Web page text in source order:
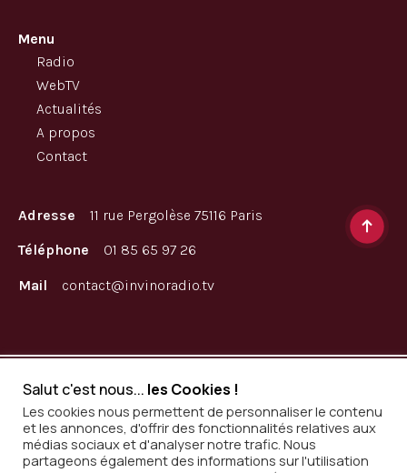
Menu
Radio
WebTV
Actualités
A propos
Contact
Adresse 11 rue Pergolèse 75116 Paris
Téléphone 01 85 65 97 26
Mail contact@invinoradio.tv
L’abus d’alcool est dangereux pour la santé. A consommer
avec modération
Mentions légales
Salut c'est nous... les Cookies !
Les cookies nous permettent de personnaliser le contenu
et les annonces, d'offrir des fonctionnalités relatives aux
médias sociaux et d'analyser notre trafic. Nous
partageons également des informations sur l'utilisation